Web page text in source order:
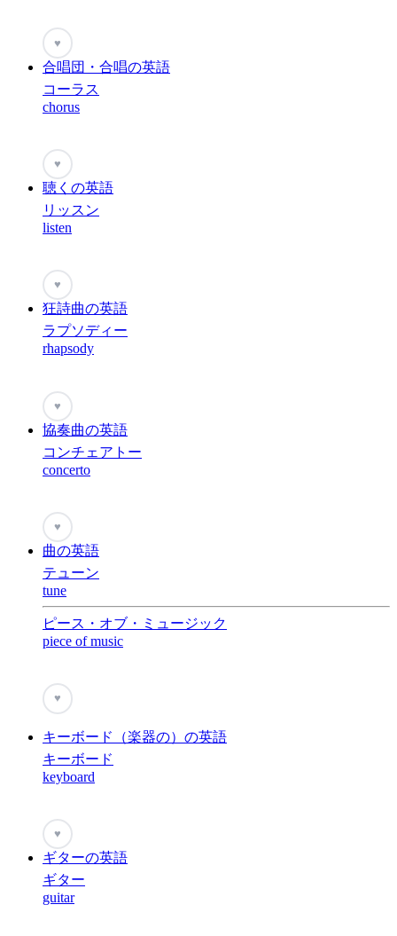
♥
合唱団・合唱の英語
コーラス
chorus
♥
聴くの英語
リッスン
listen
♥
狂詩曲の英語
ラプソディー
rhapsody
♥
協奏曲の英語
コンチェアトー
concerto
♥
曲の英語
テューン
tune
ピース・オブ・ミュージック
piece of music
♥
キーボード（楽器の）の英語
キーボード
keyboard
♥
ギターの英語
ギター
guitar